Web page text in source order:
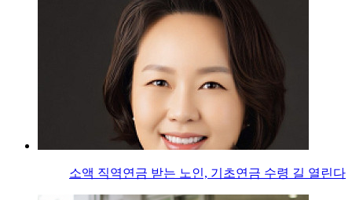
소액 직역연금 받는 노인, 기초연금 수령 길 열린다